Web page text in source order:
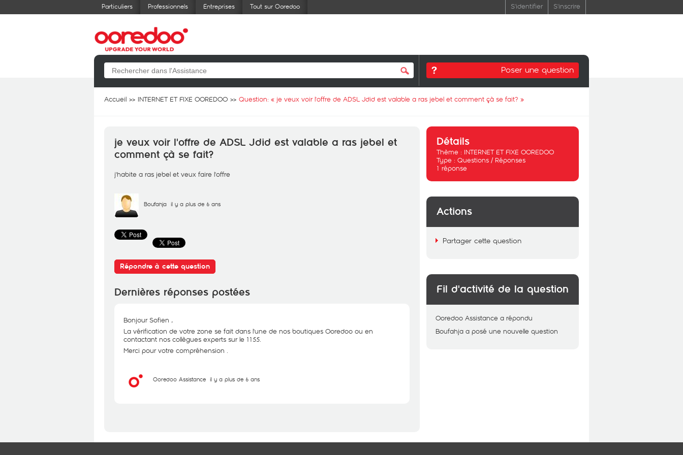
Particuliers Professionnels Entreprises Tout sur Ooredoo S'identifier S'inscrire
Poser une question
Accueil INTERNET ET FIXE OOREDOO Question: « je veux voir l'offre de ADSL Jdid est valable a ras jebel et comment çà se fait? »
je veux voir l'offre de ADSL Jdid est valable a ras jebel et
comment çà se fait?
j'habite a ras jebel et veux faire l'offre
Boufahja il y a plus de 6 ans
Répondre à cette question
Dernières réponses postées
Bonjour Sofien ,
La vérification de votre zone se fait dans l'une de nos boutiques Ooredoo ou en
contactant nos collègues experts sur le 1155.
Merci pour votre compréhension .
Ooredoo Assistance il y a plus de 6 ans
Détails
Thème : INTERNET ET FIXE OOREDOO
Type : Questions / Réponses
1 réponse
Actions
Partager cette question
Fil d'activité de la question
Ooredoo Assistance a répondu
Boufahja a posé une nouvelle question